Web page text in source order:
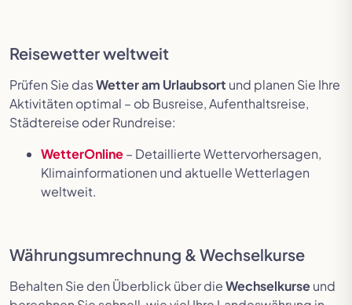
Reisewetter weltweit
Prüfen Sie dasWetter am Urlaubsort und planen Sie Ihre
Aktivitäten optimal – ob Busreise, Aufenthaltsreise,
Städtereise oder Rundreise:
WetterOnline– Detaillierte Wettervorhersagen,
Klimainformationen und aktuelle Wetterlagen
weltweit.
Währungsumrechnung & Wechselkurse
Behalten Sie den Überblick über dieWechselkurseund